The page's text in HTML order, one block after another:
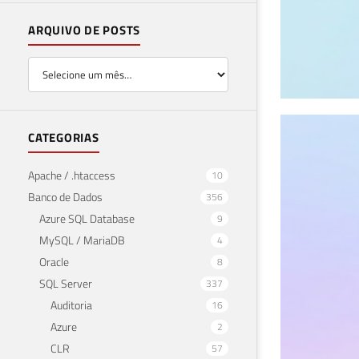
ARQUIVO DE POSTS
CATEGORIAS
Apache / .htaccess 10
Banco de Dados 356
Azure SQL Database 9
MySQL / MariaDB 4
Oracle 8
SQL Server 337
Auditoria 16
Azure 2
CLR 57